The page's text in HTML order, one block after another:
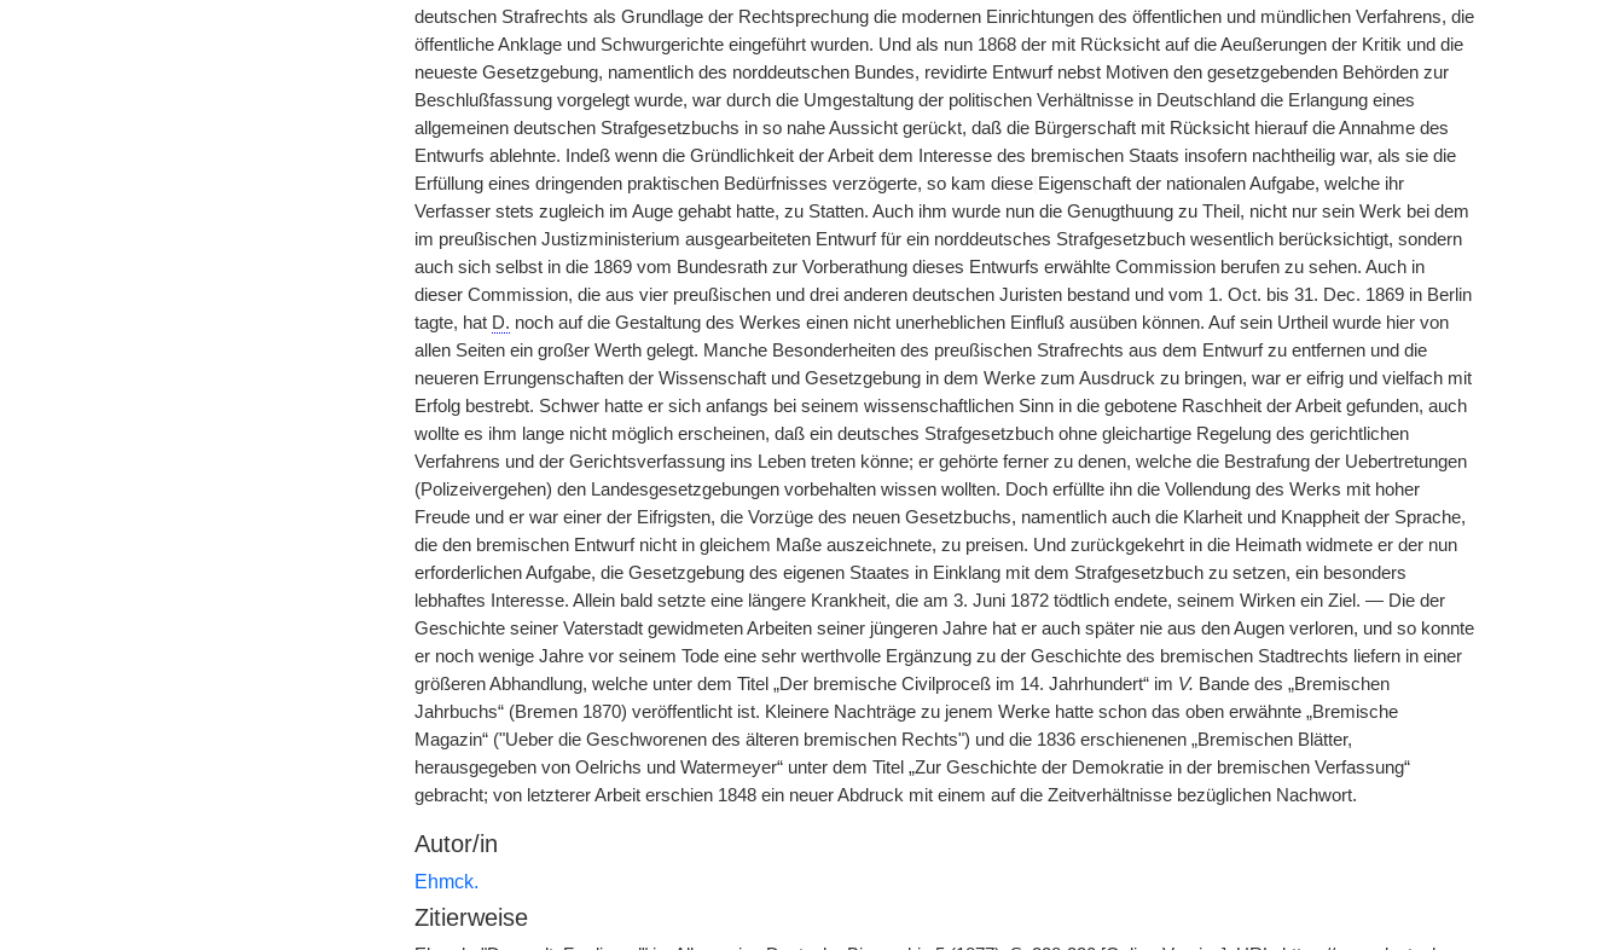
deutschen Strafrechts als Grundlage der Rechtsprechung die modernen Einrichtungen des öffentlichen und mündlichen Verfahrens, die
öffentliche Anklage und Schwurgerichte eingeführt wurden. Und als nun 1868 der mit Rücksicht auf die Aeußerungen der Kritik und die
neueste Gesetzgebung, namentlich des norddeutschen Bundes, revidirte Entwurf nebst Motiven den gesetzgebenden Behörden zur
Beschlußfassung vorgelegt wurde, war durch die Umgestaltung der politischen Verhältnisse in Deutschland die Erlangung eines
allgemeinen deutschen Strafgesetzbuchs in so nahe Aussicht gerückt, daß die Bürgerschaft mit Rücksicht hierauf die Annahme des
Entwurfs ablehnte. Indeß wenn die Gründlichkeit der Arbeit dem Interesse des bremischen Staats insofern nachtheilig war, als sie die
Erfüllung eines dringenden praktischen Bedürfnisses verzögerte, so kam diese| Eigenschaft der nationalen Aufgabe, welche ihr
Verfasser stets zugleich im Auge gehabt hatte, zu Statten. Auch ihm wurde nun die Genugthuung zu Theil, nicht nur sein Werk bei dem
im preußischen Justizministerium ausgearbeiteten Entwurf für ein norddeutsches Strafgesetzbuch wesentlich berücksichtigt, sondern
auch sich selbst in die 1869 vom Bundesrath zur Vorberathung dieses Entwurfs erwählte Commission berufen zu sehen. Auch in
dieser Commission, die aus vier preußischen und drei anderen deutschen Juristen bestand und vom 1. Oct. bis 31. Dec. 1869 in Berlin
tagte, hat D. noch auf die Gestaltung des Werkes einen nicht unerheblichen Einfluß ausüben können. Auf sein Urtheil wurde hier von
allen Seiten ein großer Werth gelegt. Manche Besonderheiten des preußischen Strafrechts aus dem Entwurf zu entfernen und die
neueren Errungenschaften der Wissenschaft und Gesetzgebung in dem Werke zum Ausdruck zu bringen, war er eifrig und vielfach mit
Erfolg bestrebt. Schwer hatte er sich anfangs bei seinem wissenschaftlichen Sinn in die gebotene Raschheit der Arbeit gefunden, auch
wollte es ihm lange nicht möglich erscheinen, daß ein deutsches Strafgesetzbuch ohne gleichartige Regelung des gerichtlichen
Verfahrens und der Gerichtsverfassung ins Leben treten könne; er gehörte ferner zu denen, welche die Bestrafung der Uebertretungen
(Polizeivergehen) den Landesgesetzgebungen vorbehalten wissen wollten. Doch erfüllte ihn die Vollendung des Werks mit hoher
Freude und er war einer der Eifrigsten, die Vorzüge des neuen Gesetzbuchs, namentlich auch die Klarheit und Knappheit der Sprache,
die den bremischen Entwurf nicht in gleichem Maße auszeichnete, zu preisen. Und zurückgekehrt in die Heimath widmete er der nun
erforderlichen Aufgabe, die Gesetzgebung des eigenen Staates in Einklang mit dem Strafgesetzbuch zu setzen, ein besonders
lebhaftes Interesse. Allein bald setzte eine längere Krankheit, die am 3. Juni 1872 tödtlich endete, seinem Wirken ein Ziel. — Die der
Geschichte seiner Vaterstadt gewidmeten Arbeiten seiner jüngeren Jahre hat er auch später nie aus den Augen verloren, und so konnte
er noch wenige Jahre vor seinem Tode eine sehr werthvolle Ergänzung zu der Geschichte des bremischen Stadtrechts liefern in einer
größeren Abhandlung, welche unter dem Titel „Der bremische Civilproceß im 14. Jahrhundert“ im V. Bande des „Bremischen
Jahrbuchs“ (Bremen 1870) veröffentlicht ist. Kleinere Nachträge zu jenem Werke hatte schon das oben erwähnte „Bremische
Magazin“ ("Ueber die Geschworenen des älteren bremischen Rechts") und die 1836 erschienenen „Bremischen Blätter,
herausgegeben von Oelrichs und Watermeyer“ unter dem Titel „Zur Geschichte der Demokratie in der bremischen Verfassung“
gebracht; von letzterer Arbeit erschien 1848 ein neuer Abdruck mit einem auf die Zeitverhältnisse bezüglichen Nachwort.
Autor/in
Ehmck.
Zitierweise